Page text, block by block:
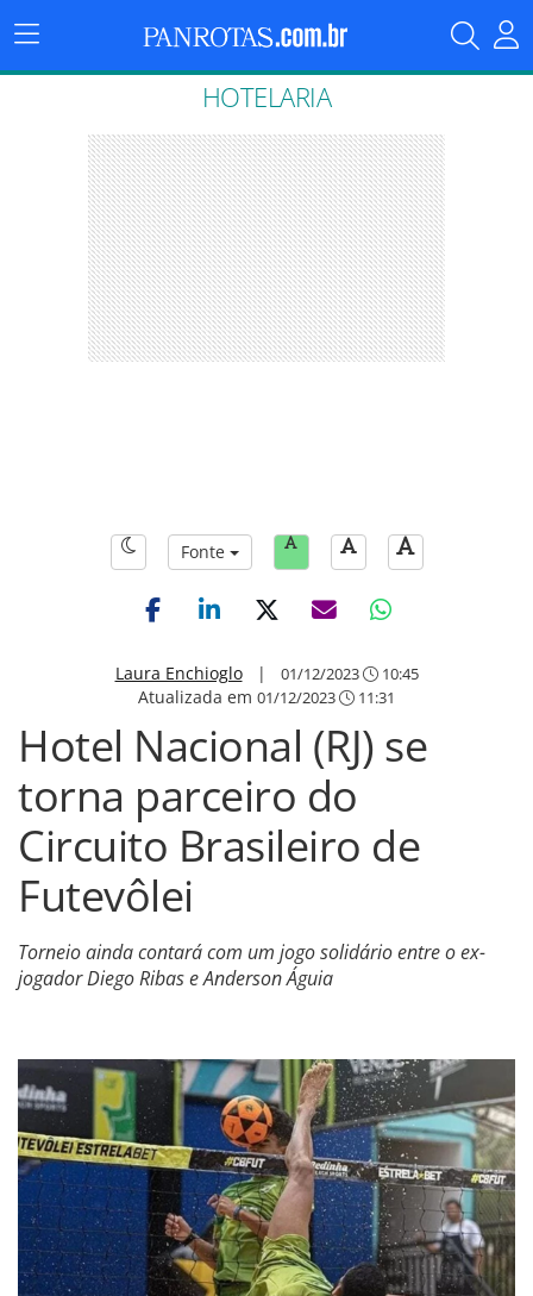
Menu
Principal
HOTELARIA
Fonte
Laura Enchioglo| 01/12/2023 10:45
Atualizada em 01/12/2023 11:31
Hotel Nacional (RJ) se
torna parceiro do
Circuito Brasileiro de
Futevôlei
Torneio ainda contará com um jogo solidário entre o ex-
jogador Diego Ribas e Anderson Águia